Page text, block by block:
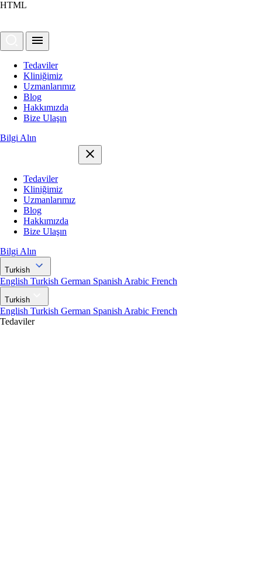
HTML
Tedaviler
Kliniğimiz
Uzmanlarımız
Blog
Hakkımızda
Bize Ulaşın
Bilgi Alın
Tedaviler
Kliniğimiz
Uzmanlarımız
Blog
Hakkımızda
Bize Ulaşın
Bilgi Alın
Turkish
English Turkish German Spanish Arabic French
Turkish
English Turkish German Spanish Arabic French
Tedaviler